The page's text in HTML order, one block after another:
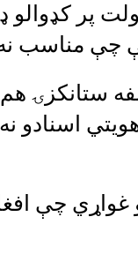
پر کډوالو
چې مناسب
ستانکزۍ
اسنادو
غواړي چې